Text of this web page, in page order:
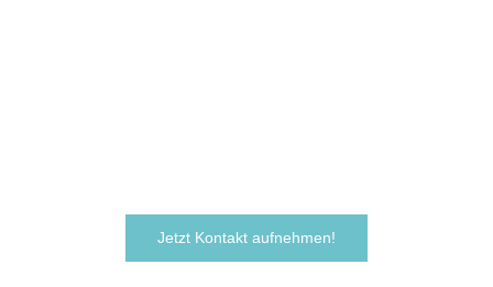
Jetzt Kontakt aufnehmen!